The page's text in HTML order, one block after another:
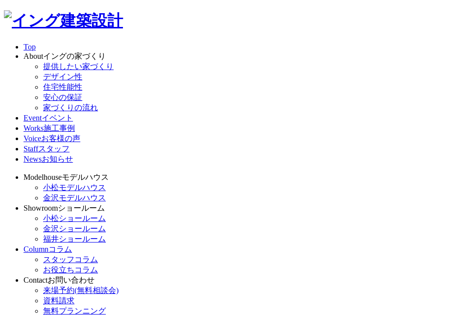
Top
Aboutイングの家づくり
提供したい家づくり
デザイン性
住宅性能性
安心の保証
家づくりの流れ
Eventイベント
Works施工事例
Voiceお客様の声
Staffスタッフ
Newsお知らせ
Modelhouseモデルハウス
小松モデルハウス
金沢モデルハウス
Showroomショールーム
小松ショールーム
金沢ショールーム
福井ショールーム
Columnコラム
スタッフコラム
お役立ちコラム
Contactお問い合わせ
来場予約(無料相談会)
資料請求
無料プランニング